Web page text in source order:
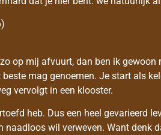
op mij afvuurt, dan ben ik
mag genoemen. Je start als
vervolgt in een klooster.
heb. Dus een heel gevarieerd
naadloos wil verweven. Want denk